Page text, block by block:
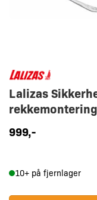
Lalizas
rekkemontering
999,-
10+ på fjernlager